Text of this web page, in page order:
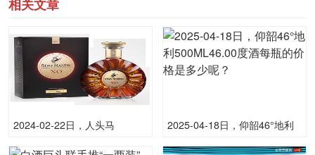
相关文章
2024-02-22日，人头马
700mlXO700ML40.00度酒每
2025-04-18日，仰韶46°地利
500ML46.00度酒每瓶的价格